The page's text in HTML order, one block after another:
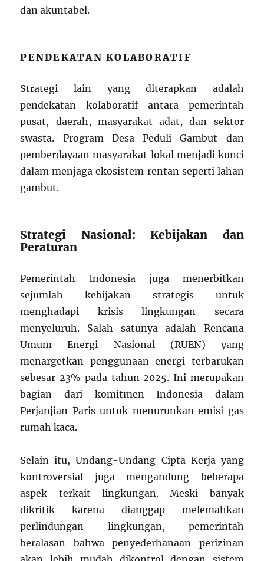
dan akuntabel.
PENDEKATAN KOLABORATIF
Strategi lain yang diterapkan adalah
pendekatan kolaboratif antara pemerintah
pusat, daerah, masyarakat adat, dan sektor
swasta. Program Desa Peduli Gambut dan
pemberdayaan masyarakat lokal menjadi kunci
dalam menjaga ekosistem rentan seperti lahan
gambut.
Strategi Nasional: Kebijakan dan
Peraturan
Pemerintah Indonesia juga menerbitkan
sejumlah kebijakan strategis untuk
menghadapi krisis lingkungan secara
menyeluruh. Salah satunya adalah Rencana
Umum Energi Nasional (RUEN) yang
menargetkan penggunaan energi terbarukan
sebesar 23% pada tahun 2025. Ini merupakan
bagian dari komitmen Indonesia dalam
Perjanjian Paris untuk menurunkan emisi gas
rumah kaca.
Selain itu, Undang-Undang Cipta Kerja yang
kontroversial juga mengandung beberapa
aspek terkait lingkungan. Meski banyak
dikritik karena dianggap melemahkan
perlindungan lingkungan, pemerintah
beralasan bahwa penyederhanaan perizinan